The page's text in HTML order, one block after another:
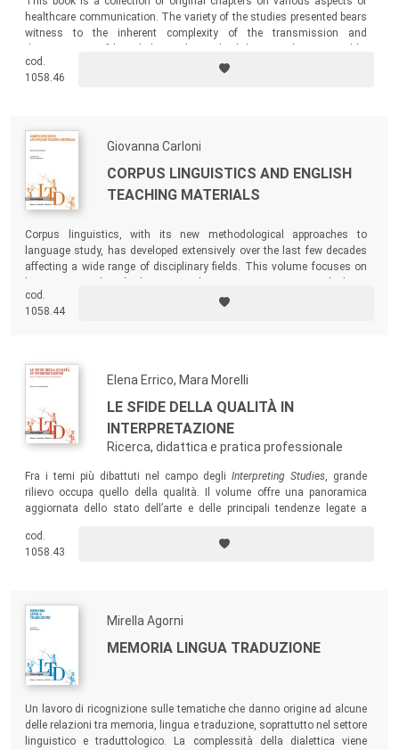
healthcare communication. The variety of the studies presented bears
witness to the inherent complexity of the transmission and
different levels of specialization and diversified purposes, from care
and treatment to health prevention, from medical training to
cod.
1058.46
Giovanna Carloni
CORPUS LINGUISTICS AND ENGLISH
TEACHING MATERIALS
Corpus linguistics, with its new methodological approaches to
language study, has developed extensively over the last few decades
affecting a wide range of disciplinary fields. This volume focuses on
presented within an applied corpus linguistics framework.
cod.
1058.44
Elena Errico, Mara Morelli
LE SFIDE DELLA QUALITÀ IN
INTERPRETAZIONE
Ricerca, didattica e pratica professionale
Fra i temi più dibattuti nel campo degli Interpreting Studies , grande
rilievo occupa quello della qualità. Il volume offre una panoramica
aggiornata dello stato dell’arte e delle principali tendenze legate a
modalità e tecniche interpretative in un’ottica integrata di ricerca,
pratica professionale e didattica, esplorando le sfide che pone la loro
cod.
1058.43
Mirella Agorni
MEMORIA LINGUA TRADUZIONE
Un lavoro di ricognizione sulle tematiche che danno origine ad alcune
delle relazioni tra memoria, lingua e traduzione, soprattutto nel settore
linguistico e traduttologico. La complessità della dialettica viene